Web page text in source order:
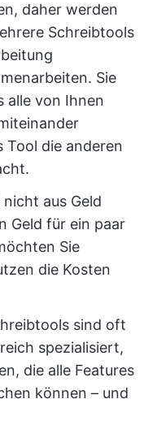
daher werden
Schreibtools
Sie
alle von Ihnen
Tool die anderen
nicht aus Geld
Geld für ein paar
Sie
die Kosten
sind oft
spezialisiert,
die alle Features
können – und